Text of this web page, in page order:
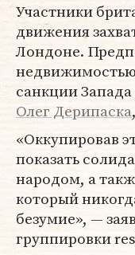
Участники
движения
Лондоне.
санкции
Олег Дерипаска
«Оккупировав
показать
народом, а
который
безумие», —
группировки